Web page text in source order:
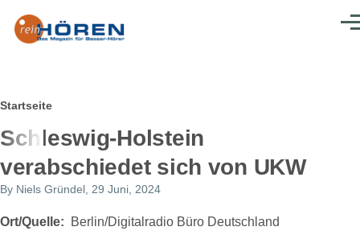
Pfadnavigation
Startseite
Schleswig-Holstein
verabschiedet sich von UKW
By Niels Gründel , 29 Juni, 2024
Ort/Quelle Berlin/Digitalradio Büro Deutschland